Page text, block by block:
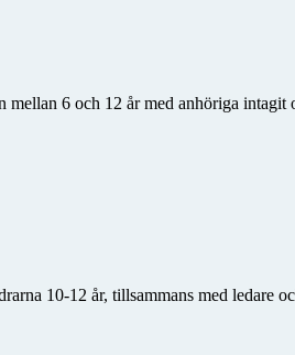
6 och 12 år med anhöriga
10-12 år, tillsammans med